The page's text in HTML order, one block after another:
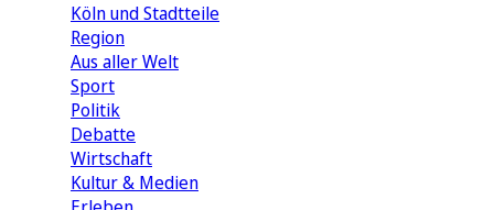
Köln und Stadtteile
Region
Aus aller Welt
Sport
Politik
Debatte
Wirtschaft
Kultur & Medien